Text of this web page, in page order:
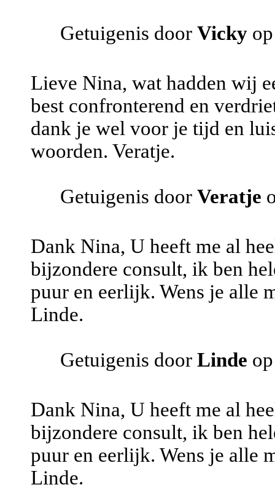
Getuigenis door Vicky
Lieve Nina, wat hadden wij
best confronterend en
dank je wel voor je tijd en
woorden. Veratje.
Getuigenis door Veratje
Dank Nina, U heeft me al
bijzondere consult, ik ben
puur en eerlijk. Wens je alle
Linde.
Getuigenis door Linde
Dank Nina, U heeft me al
bijzondere consult, ik ben
puur en eerlijk. Wens je alle
Linde.